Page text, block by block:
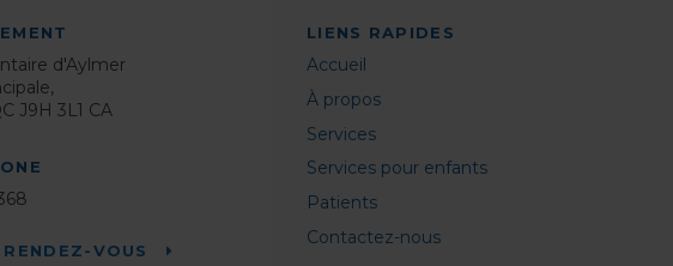
d'Aylmer
J9H 3L1 CA
VOUS
LIENS RAPIDES
Accueil
À propos
Services
Services pour enfants
Patients
Contactez-nous